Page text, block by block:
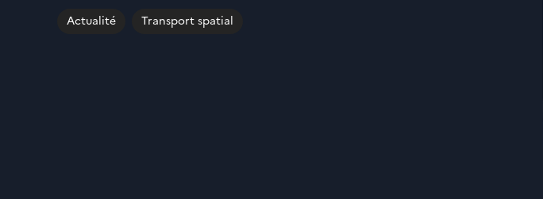
Actualité Transport spatial